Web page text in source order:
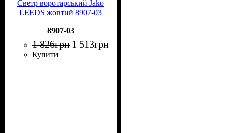
Светр воротарський Jako
LEEDS жовтий 8907-03
8907-03
1 826грн 1 513грн
Купити